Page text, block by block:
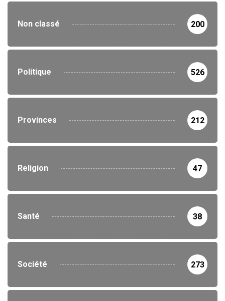
Non classé 200
Politique 526
Provinces 212
Religion 47
Santé 38
Société 273